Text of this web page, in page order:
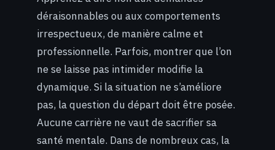
déraisonnables ou aux comportements
irrespectueux, de manière calme et
professionnelle. Parfois, montrer que l’on
ne se laisse pas intimider modifie la
dynamique. Si la situation ne s’améliore
pas, la question du départ doit être posée.
Aucune carrière ne vaut de sacrifier sa
santé mentale. Dans de nombreux cas, la